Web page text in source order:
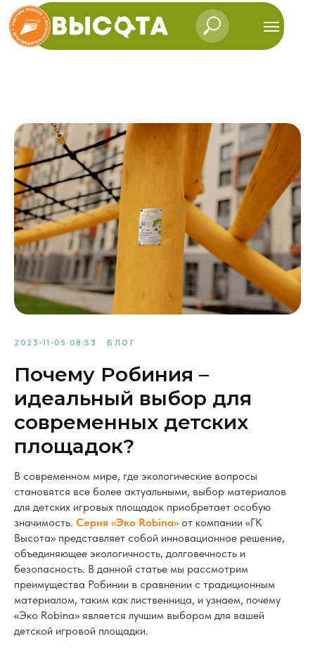
2023-11-05 08:53 БЛОГ
Почему Робиния –
идеальный выбор для
современных детских
площадок?
В современном мире, где экологические вопросы
становятся все более актуальными, выбор материалов
для детских игровых площадок приобретает особую
значимость. Серия «Эко Robina» от компании «ГК
Высота» представляет собой инновационное решение,
объединяющее экологичность, долговечность и
безопасность. В данной статье мы рассмотрим
преимущества Робинии в сравнении с традиционным
материалом, таким как лиственница, и узнаем, почему
«Эко Robina» является лучшим выбором для вашей
детской игровой площадки.